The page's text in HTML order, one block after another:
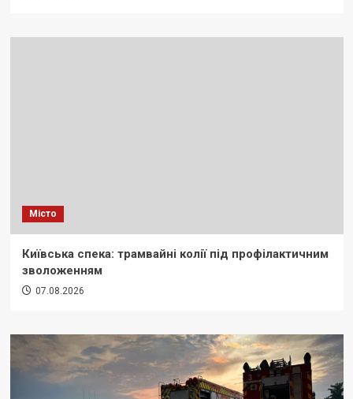
Місто
Київська спека: трамвайні колії під профілактичним
зволоженням
07.08.2026